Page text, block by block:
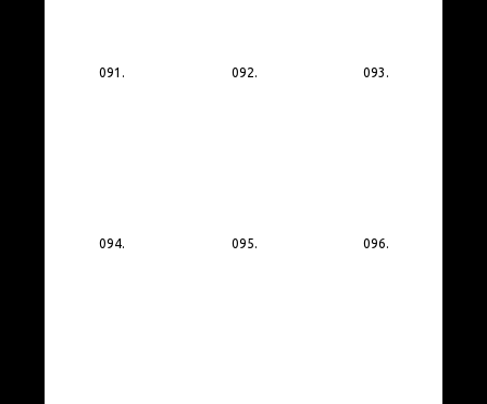
091. 092. 093.
094. 095. 096.